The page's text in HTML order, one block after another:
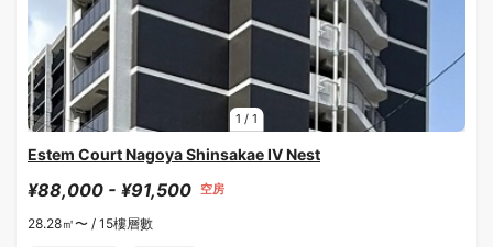
1 / 1
Estem Court Nagoya Shinsakae IV Nest
¥88,000 - ¥91,500 空房
28.28㎡〜 / 15樓層數